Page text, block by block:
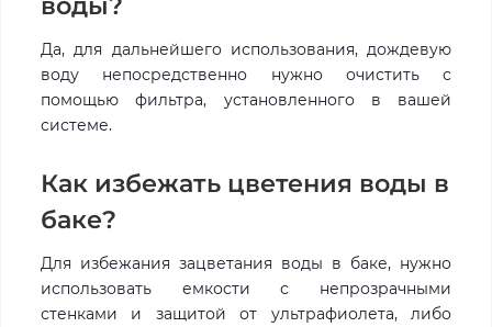
Да, для дальнейшего использования, дождевую
воду непосредственно нужно очистить с
помощью фильтра, установленного в вашей
системе.
Как избежать цветения воды в
баке?
Для избежания зацветания воды в баке, нужно
использовать емкости с непрозрачными
стенками и защитой от ультрафиолета, либо